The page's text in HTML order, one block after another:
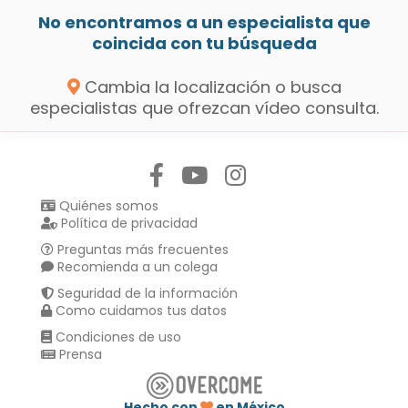
No encontramos a un especialista que
coincida con tu búsqueda
Cambia la localización o busca
especialistas que ofrezcan vídeo consulta.
Quiénes somos
Política de privacidad
Preguntas más frecuentes
Recomienda a un colega
Seguridad de la información
Como cuidamos tus datos
Condiciones de uso
Prensa